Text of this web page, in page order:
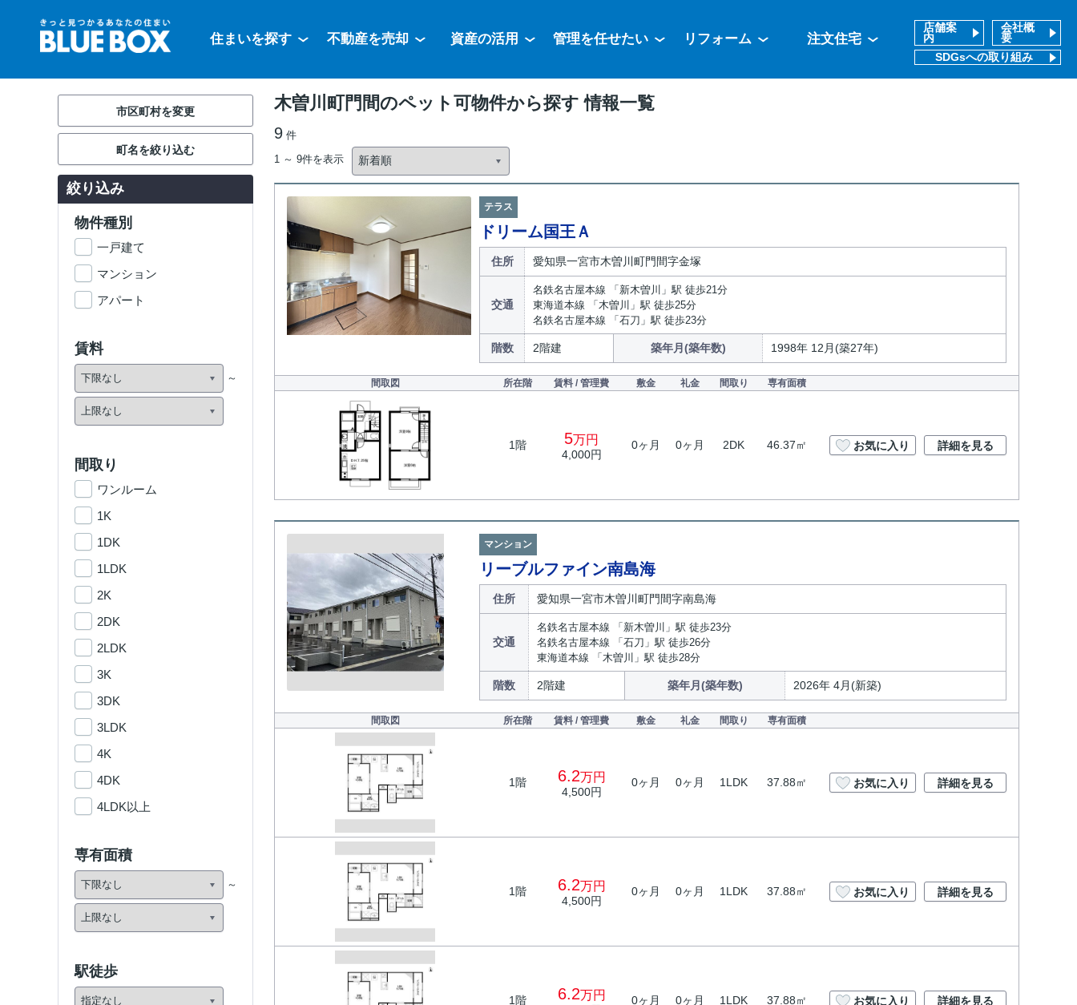
住まいを探す 不動産を売却 資産の活用 管理を任せたい リフォーム 注文住宅
店舗案
内
会社概
要
SDGsへの取り組み
木曽川町門間のペット可物件から探す 情報一覧
9 件
1 ～ 9件を表示
テラス
ドリーム国王Ａ
住所 愛知県一宮市木曽川町門間字金塚
交通
名鉄名古屋本線 「新木曽川」駅 徒歩21分
東海道本線 「木曽川」駅 徒歩25分
名鉄名古屋本線 「石刀」駅 徒歩23分
階数 2階建 築年月(築年数) 1998年 12月(築27年)
間取図 所在階 賃料 / 管理費 敷金 礼金 間取り 専有面積
1階 5万円
4,000円
0ヶ月 0ヶ月 2DK 46.37㎡ お気に入り 詳細を見る
マンション
リーブルファイン南島海
住所 愛知県一宮市木曽川町門間字南島海
交通
名鉄名古屋本線 「新木曽川」駅 徒歩23分
名鉄名古屋本線 「石刀」駅 徒歩26分
東海道本線 「木曽川」駅 徒歩28分
階数 2階建 築年月(築年数) 2026年 4月(新築)
間取図 所在階 賃料 / 管理費 敷金 礼金 間取り 専有面積
1階 6.2万円
4,500円
0ヶ月 0ヶ月 1LDK 37.88㎡ お気に入り 詳細を見る
1階 6.2万円
4,500円
0ヶ月 0ヶ月 1LDK 37.88㎡ お気に入り 詳細を見る
1階 6.2万円 0ヶ月 0ヶ月 1LDK 37.88㎡ お気に入り 詳細を見る
市区町村を変更
町名を絞り込む
絞り込み
物件種別
一戸建て
マンション
アパート
賃料
間取り
ワンルーム
1K
1DK
1LDK
2K
2DK
2LDK
3K
3DK
3LDK
4K
4DK
4LDK以上
専有面積
駅徒歩